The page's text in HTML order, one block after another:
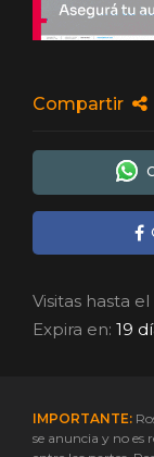
Compartir
Visitas hasta
Expira en: 19
IMPORTANTE:
se anuncia y no es